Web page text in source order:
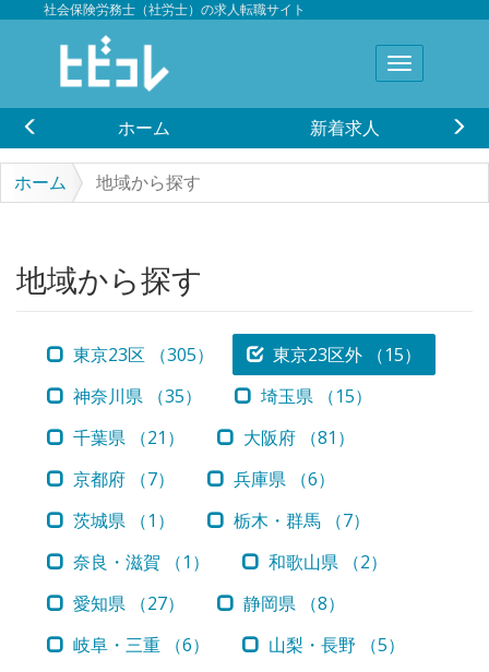
社会保険労務士（社労士）の求人転職サイト
ホーム 新着求人
ホーム 地域から探す
地域から探す
東京23区 （305）
東京23区外 （15）
神奈川県 （35）
埼玉県 （15）
千葉県 （21）
大阪府 （81）
京都府 （7）
兵庫県 （6）
茨城県 （1）
栃木・群馬 （7）
奈良・滋賀 （1）
和歌山県 （2）
愛知県 （27）
静岡県 （8）
岐阜・三重 （6）
山梨・長野 （5）